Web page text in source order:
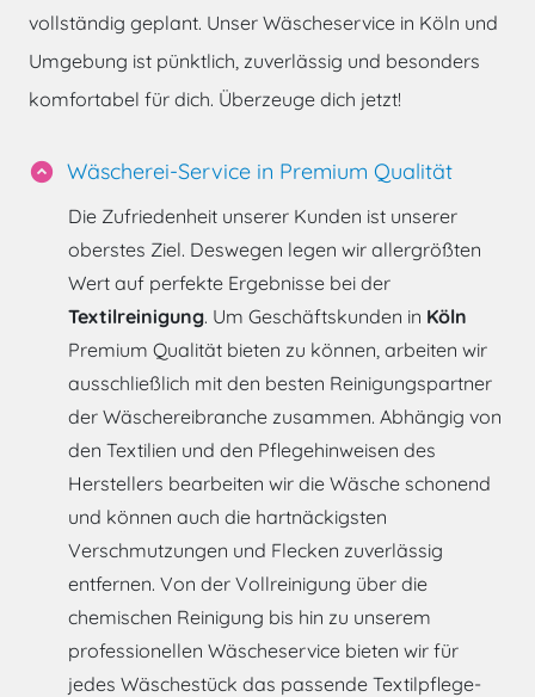
vollständig geplant. Unser Wäscheservice in Köln und
Umgebung ist pünktlich, zuverlässig und besonders
komfortabel für dich. Überzeuge dich jetzt!
expand_circle_down Wäscherei-Service in Premium Qualität
Die Zufriedenheit unserer Kunden ist unserer
oberstes Ziel. Deswegen legen wir allergrößten
Wert auf perfekte Ergebnisse bei der
Textilreinigung. Um Geschäftskunden in Köln
Premium Qualität bieten zu können, arbeiten wir
ausschließlich mit den besten Reinigungspartner
der Wäschereibranche zusammen. Abhängig von
den Textilien und den Pflegehinweisen des
Herstellers bearbeiten wir die Wäsche schonend
und können auch die hartnäckigsten
Verschmutzungen und Flecken zuverlässig
entfernen. Von der Vollreinigung über die
chemischen Reinigung bis hin zu unserem
professionellen Wäscheservice bieten wir für
jedes Wäschestück das passende Textilpflege-